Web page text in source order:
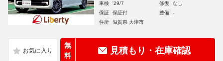
車検
'29/7 修復
なし
保証
保証付 整備
-
住所
滋賀県 大津市
無
料
見積もり・在庫確認